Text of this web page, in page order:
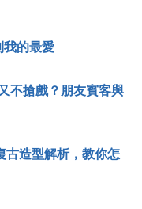
我的最愛
不搶戲？朋友賓客與
古造型解析，教你怎